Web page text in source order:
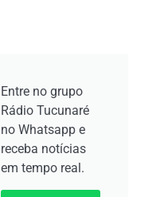
Entre no grupo
Rádio Tucunaré
no Whatsapp e
receba notícias
em tempo real.